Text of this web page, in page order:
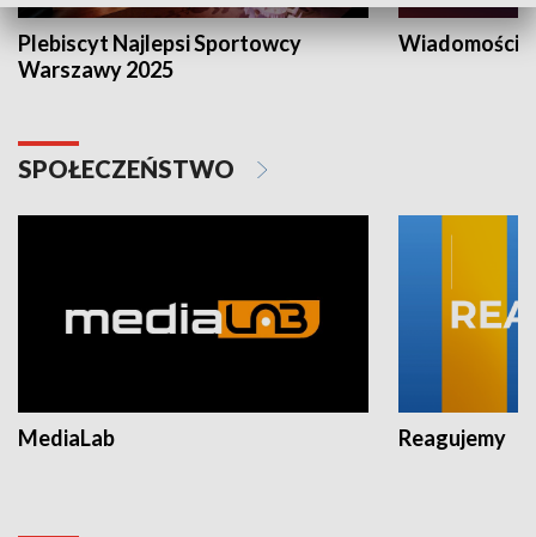
Plebiscyt Najlepsi Sportowcy
Warszawy 2025
Wiadomości
SPOŁECZEŃSTWO
MediaLab Reagujemy